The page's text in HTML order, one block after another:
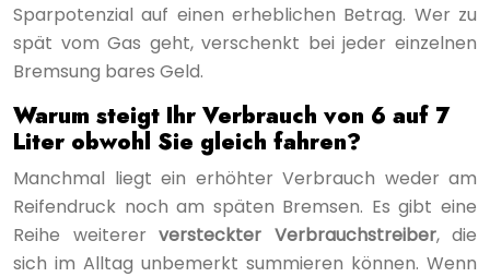
Sparpotenzial auf einen erheblichen Betrag. Wer zu
spät vom Gas geht, verschenkt bei jeder einzelnen
Bremsung bares Geld.
Warum steigt Ihr Verbrauch von 6 auf 7
Liter obwohl Sie gleich fahren?
Manchmal liegt ein erhöhter Verbrauch weder am
Reifendruck noch am späten Bremsen. Es gibt eine
Reihe weiterer versteckter Verbrauchstreiber, die
sich im Alltag unbemerkt summieren können. Wenn